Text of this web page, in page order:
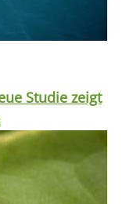
Studie zeigt